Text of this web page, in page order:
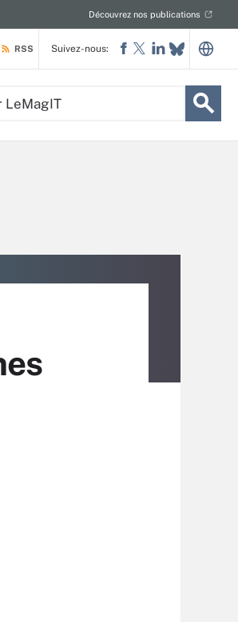
Découvrez nos publications
RSS Suivez-nous: